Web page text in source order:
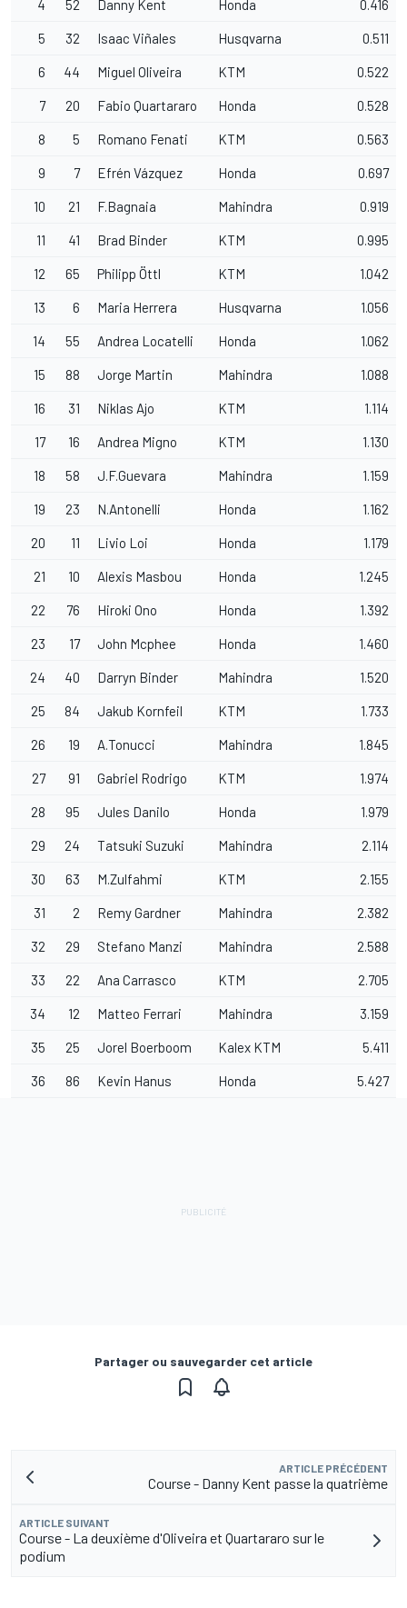
4 52 Danny Kent Honda 0.416
5 32 Isaac Viñales Husqvarna 0.511
6 44 Miguel Oliveira KTM 0.522
7 20 Fabio Quartararo Honda 0.528
8 5 Romano Fenati KTM 0.563
9 7 Efrén Vázquez Honda 0.697
10 21 F.Bagnaia Mahindra 0.919
11 41 Brad Binder KTM 0.995
12 65 Philipp Öttl KTM 1.042
13 6 Maria Herrera Husqvarna 1.056
14 55 Andrea Locatelli Honda 1.062
15 88 Jorge Martin Mahindra 1.088
16 31 Niklas Ajo KTM 1.114
17 16 Andrea Migno KTM 1.130
18 58 J.F.Guevara Mahindra 1.159
19 23 N.Antonelli Honda 1.162
20 11 Livio Loi Honda 1.179
21 10 Alexis Masbou Honda 1.245
22 76 Hiroki Ono Honda 1.392
23 17 John Mcphee Honda 1.460
24 40 Darryn Binder Mahindra 1.520
25 84 Jakub Kornfeil KTM 1.733
26 19 A.Tonucci Mahindra 1.845
27 91 Gabriel Rodrigo KTM 1.974
28 95 Jules Danilo Honda 1.979
29 24 Tatsuki Suzuki Mahindra 2.114
30 63 M.Zulfahmi KTM 2.155
31 2 Remy Gardner Mahindra 2.382
32 29 Stefano Manzi Mahindra 2.588
33 22 Ana Carrasco KTM 2.705
34 12 Matteo Ferrari Mahindra 3.159
35 25 Jorel Boerboom Kalex KTM 5.411
36 86 Kevin Hanus Honda 5.427
Partager ou sauvegarder cet article
ARTICLE PRÉCÉDENT
Course - Danny Kent passe la quatrième
ARTICLE SUIVANT
Course - La deuxième d'Oliveira et Quartararo sur le
podium